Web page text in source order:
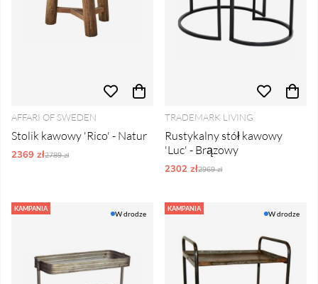
AFFARI OF SWEDEN
Stolik kawowy 'Rico' - Natur
2369 złOrdynarne ceny:
2789 zł
TRADEMARK LIVING
Rustykalny stół kawowy
'Luc' - Brązowy
2302 złOrdynarne ceny:
2969 zł
KAMPANIA
W drodze
KAMPANIA
W drodze